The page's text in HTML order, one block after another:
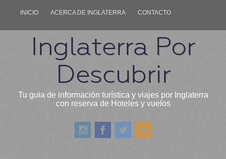
INICIO ACERCA DE INGLATERRA CONTACTO
Inglaterra Por
Descubrir
Tu guia de información turística y viajes por Inglaterra
con reserva de Hoteles y vuelos